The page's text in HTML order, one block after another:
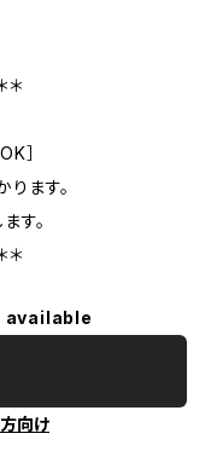
＊
］
ます。
す。
＊
向け